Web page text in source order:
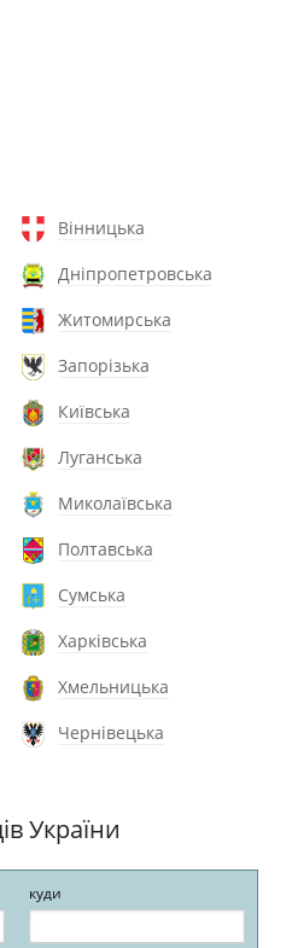
Вінницька
Дніпропетровська
Житомирська
Запорізька
Київська
Луганська
Миколаївська
Полтавська
Сумська
Харківська
Хмельницька
Чернівецька
України
куди